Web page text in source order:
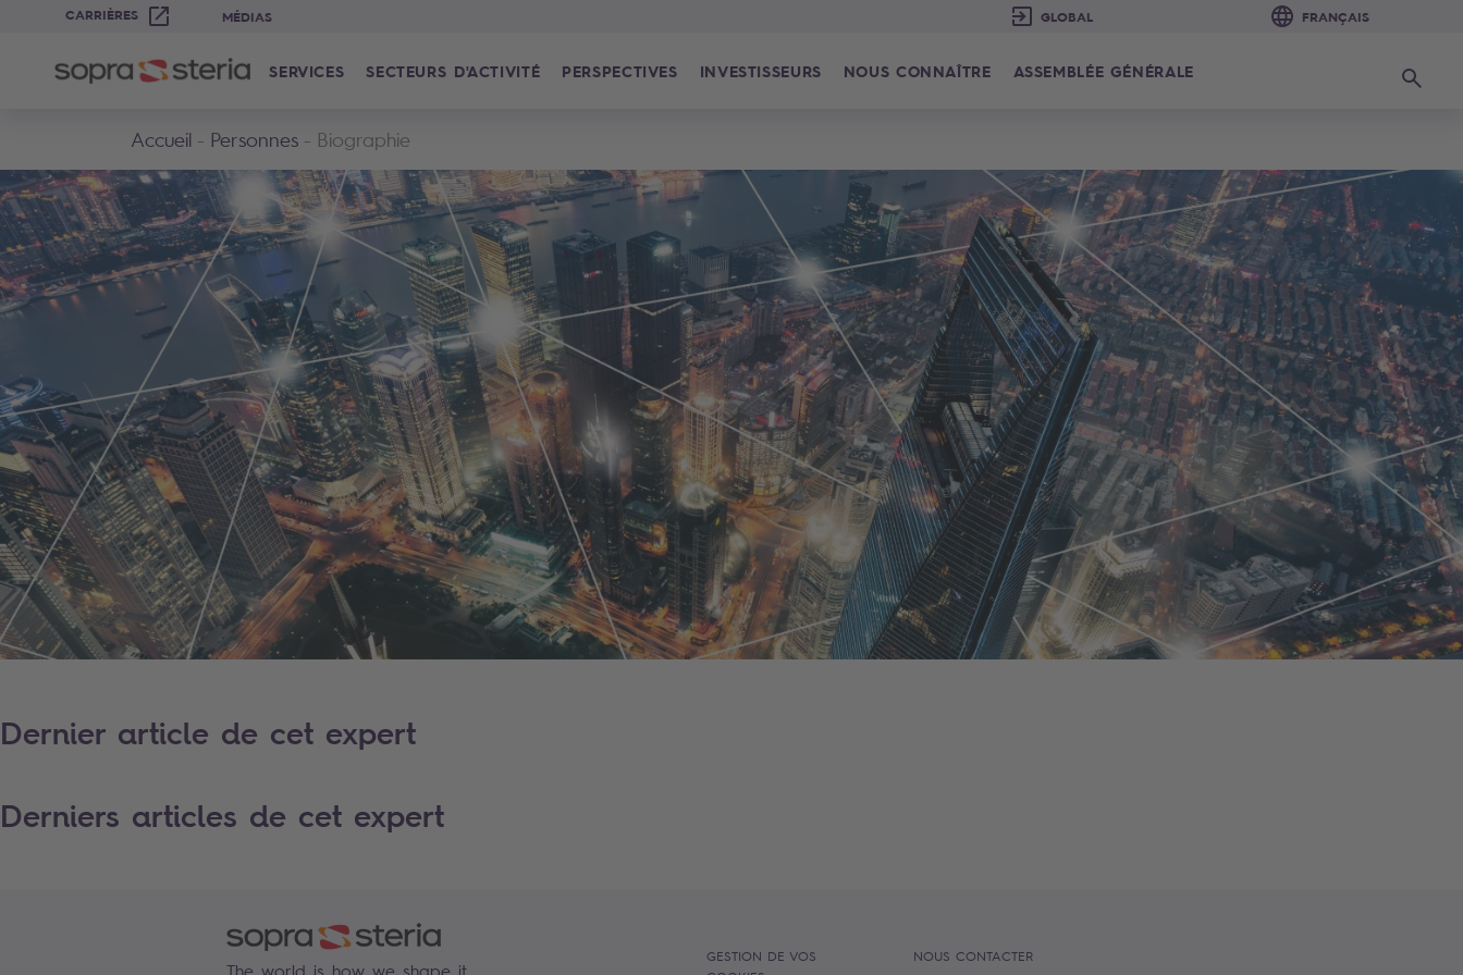
CARRIÈRES MÉDIAS
SERVICES SECTEURS D'ACTIVITÉ PERSPECTIVES INVESTISSEURS NOUS CONNAÎTRE ASSEMBLÉE GÉNÉRALE
Accueil Personnes Biographie
Dernier article de cet expert
Derniers articles de cet expert
The world is how we shape it
GESTION DE VOS
NOUS CONTACTER